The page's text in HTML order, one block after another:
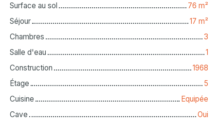
Surface au sol
76 m²
Séjour
17 m²
Chambres
3
Salle d'eau
1
Construction
1968
Étage
5
Cuisine
Equipée
Cave
Oui